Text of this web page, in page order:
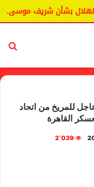
بشأن شريف موسى.
للمريخ من اتحاد
القاهرة
2٬039